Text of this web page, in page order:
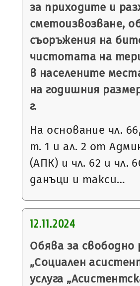
за приходите и
сметоизвозване,
съоръжения на
чистотата на
в населените
на годишния
г.
На основание чл.
т. 1 и ал. 2 от
(АПК) и чл. 62 и чл.
данъци и такси…
12.11.2024
Обява за
„Социален
услуга